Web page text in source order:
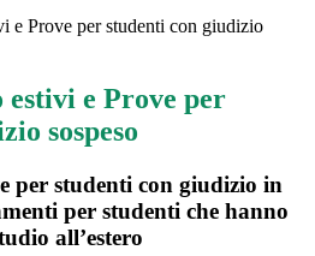
e Prove per studenti con giudizio
e Prove per
sospeso
per studenti con giudizio in
per studenti che hanno
all’estero